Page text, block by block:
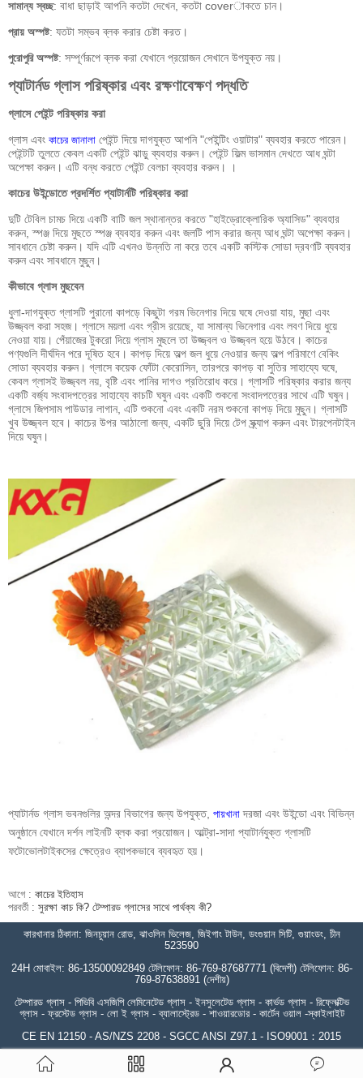
সামান্য স্বচ্ছ: বাধা ছাড়াই আপনি কতটা দেখেন, কতটা coverাকতে চান।
প্রায় অস্পষ্ট: যতটা সম্ভব ব্লক করার চেষ্টা করত।
পুরোপুরি অস্পষ্ট: সম্পূর্ণরূপে ব্লক করা যেখানে প্রয়োজন সেখানে উপযুক্ত নয়।
প্যাটার্নড গ্লাস পরিষ্কার এবং রক্ষণাবেক্ষণ পদ্ধতি
গ্লাসে পেইন্ট পরিষ্কার করা
গ্লাস এবং কাচের জানালা পেইন্ট দিয়ে দাগযুক্ত আপনি "পেইন্টিং ওয়াটার" ব্যবহার করতে পারেন।
পেইন্টটি তুলতে কেবল একটি পেইন্ট ঝাড়ু ব্যবহার করুন। পেইন্ট ফিল্ম ভাসমান দেখতে আধ ঘন্টা
অপেক্ষা করুন। এটি বন্ধ করতে পেইন্ট বেলচা ব্যবহার করুন। ।
কাচের উইন্ডোতে প্রদর্শিত প্যাটার্নটি পরিষ্কার করা
দুটি টেবিল চামচ দিয়ে একটি বাটি জল স্থানান্তর করতে "হাইড্রোক্লোরিক অ্যাসিড" ব্যবহার
করুন, স্পঞ্জ দিয়ে মুছতে স্পঞ্জ ব্যবহার করুন এবং জলটি পাস করার জন্য আধ ঘন্টা অপেক্ষা করুন।
সাবধানে চেষ্টা করুন। যদি এটি এখনও উন্নতি না করে তবে একটি কস্টিক সোডা দ্রবণটি ব্যবহার
করুন এবং সাবধানে মুছুন।
কীভাবে গ্লাস মুছবেন
ধুলা-দাগযুক্ত গ্লাসটি পুরানো কাপড়ে কিছুটা গরম ভিনেগার দিয়ে ঘষে দেওয়া যায়, মুছা এবং
উজ্জ্বল করা সহজ। গ্লাসে ময়লা এবং গ্রীস রয়েছে, যা সামান্য ভিনেগার এবং লবণ দিয়ে ধুয়ে
নেওয়া যায়। পেঁয়াজের টুকরো দিয়ে গ্লাস মুছলে তা উজ্জ্বল ও উজ্জ্বল হয়ে উঠবে। কাচের
পণ্যগুলি দীর্ঘদিন পরে দূষিত হবে। কাপড় দিয়ে অল্প জল ধুয়ে নেওয়ার জন্য অল্প পরিমাণে বেকিং
সোডা ব্যবহার করুন। গ্লাসে কয়েক ফোঁটা কেরোসিন, তারপরে কাপড় বা সুতির সাহায্যে ঘষে,
কেবল গ্লাসই উজ্জ্বল নয়, বৃষ্টি এবং পানির দাগও প্রতিরোধ করে। গ্লাসটি পরিষ্কার করার জন্য
একটি বর্জ্য সংবাদপত্রের সাহায্যে কাচটি ঘষুন এবং একটি শুকনো সংবাদপত্রের সাথে এটি ঘষুন।
গ্লাসে জিপসাম পাউডার লাগান, এটি শুকনো এবং একটি নরম শুকনো কাপড় দিয়ে মুছুন। গ্লাসটি
খুব উজ্জ্বল হবে। কাচের উপর আঠালো জন্য, একটি ছুরি দিয়ে টেপ স্ক্র্যাপ করুন এবং টারপেনটাইন
দিয়ে ঘষুন।
প্যাটার্নড গ্লাস ভবনগুলির অন্দর বিভাগের জন্য উপযুক্ত, পায়খানা দরজা এবং উইন্ডো এবং বিভিন্ন
অনুষ্ঠানে যেখানে দর্শন লাইনটি ব্লক করা প্রয়োজন। আল্ট্রা-সাদা প্যাটার্নযুক্ত গ্লাসটি
ফটোভোলটাইকসের ক্ষেত্রেও ব্যাপকভাবে ব্যবহৃত হয়।
আগে : কাচের ইতিহাস
পরবর্তী : সুরক্ষা কাচ কি? টেম্পারড গ্লাসের সাথে পার্থক্য কী?
কারখানার ঠিকানা: জিনচুয়ান রোড, ঝাওলিন ভিলেজ, জিইগাং টাউন, ডংগুয়ান সিটি, গুয়াংডং, চীন
523590
24H মোবাইল: 86-13500092849 টেলিফোন: 86-769-87687771 (বিদেশী) টেলিফোন: 86-
769-87638891 (দেশীয়)
টেম্পারড গ্লাস - পিভিবি এসজিপি লেমিনেটেড গ্লাস - ইনসুলেটেড গ্লাস - কার্ভড গ্লাস - রিফ্লেক্টিভ
গ্লাস - ফ্রস্টেড গ্লাস - লো ই গ্লাস - ব্যালাস্ট্রেড - শাওয়ারডোর - কার্টেন ওয়াল -স্কাইলাইট
CE EN 12150 - AS/NZS 2208 - SGCC ANSI Z97.1 - ISO9001：2015